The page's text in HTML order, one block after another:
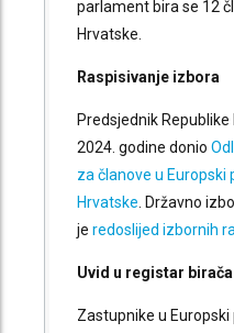
parlament bira se 12
Hrvatske.
Raspisivanje izbora
Predsjednik
2024. godine donio
za članove u Europski
Hrvatske . Državno
je redoslijed izbornih
Uvid u registar birača
Zastupnike u